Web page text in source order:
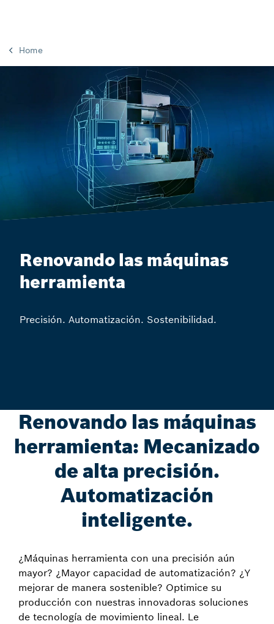
Home
Renovando las máquinas
herramienta
Precisión. Automatización. Sostenibilidad.
Renovando las máquinas
herramienta: Mecanizado
de alta precisión.
Automatización
inteligente.
¿Máquinas herramienta con una precisión aún
mayor? ¿Mayor capacidad de automatización? ¿Y
mejorar de manera sostenible? Optimice su
producción con nuestras innovadoras soluciones
de tecnología de movimiento lineal. Le